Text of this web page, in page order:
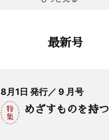
最新号
8月1日 発行／ 9 月号
めざすものを持つ